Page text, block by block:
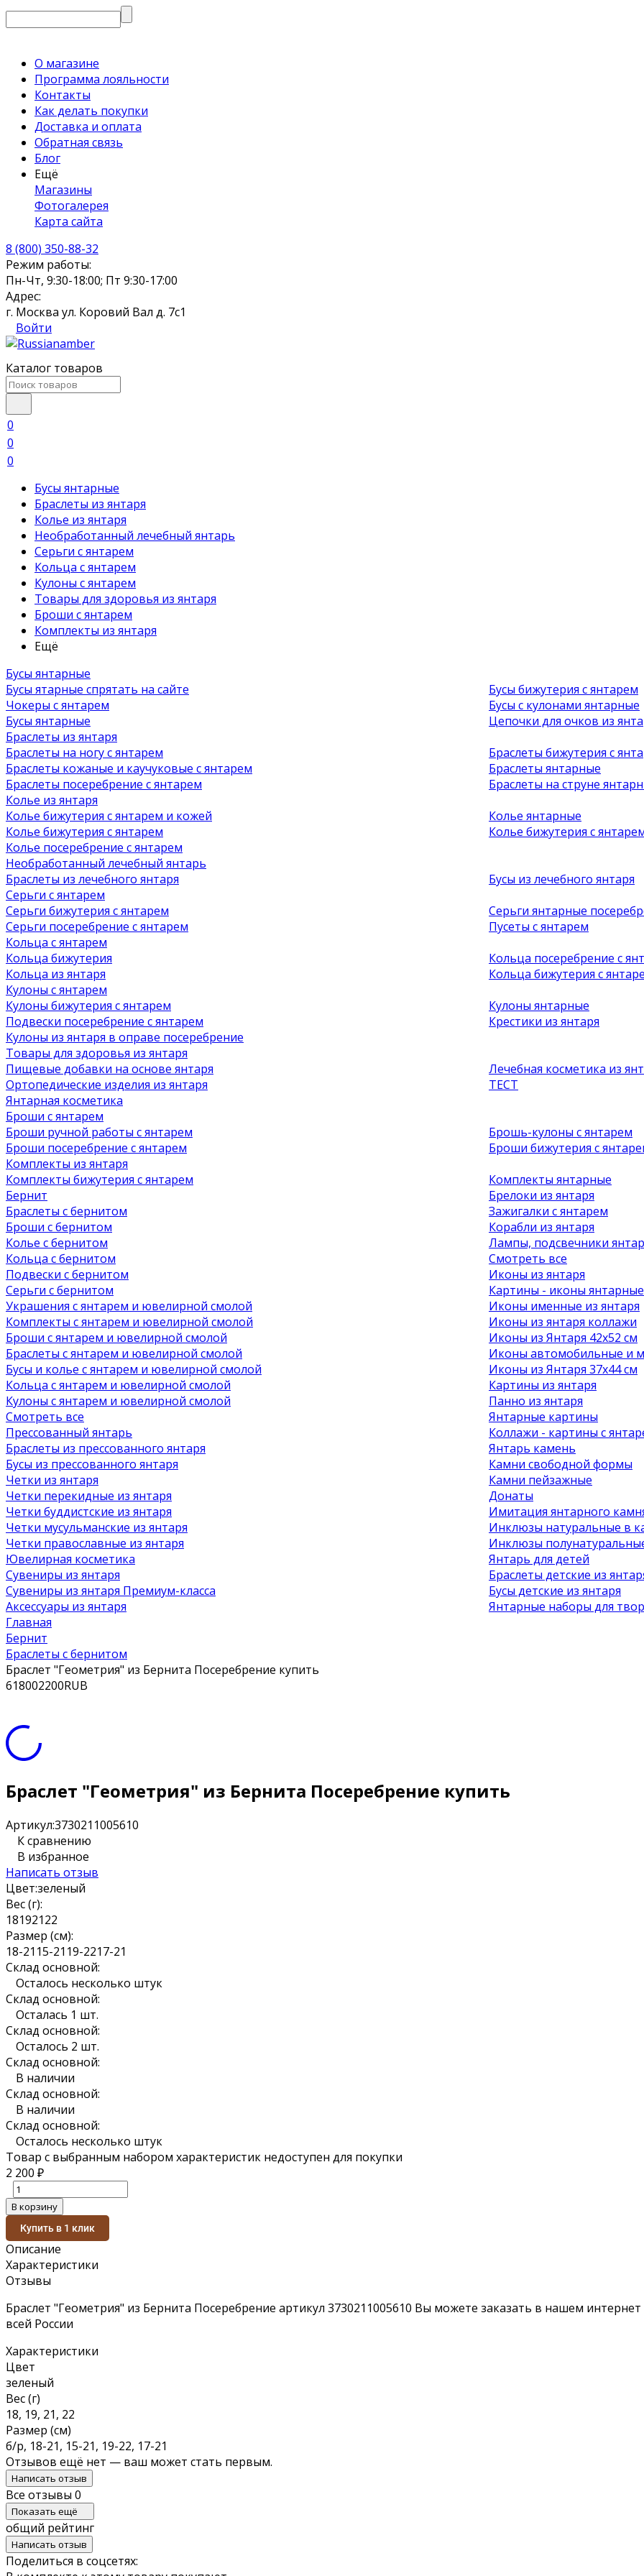
О магазине
Программа лояльности
Контакты
Как делать покупки
Доставка и оплата
Обратная связь
Блог
Ещё
Магазины
Фотогалерея
Карта сайта
8 (800) 350-88-32
Режим работы:
Пн-Чт, 9:30-18:00; Пт 9:30-17:00
Адрес:
г. Москва ул. Коровий Вал д. 7с1
Войти
Каталог товаров
0
0
0
Бусы янтарные
Браслеты из янтаря
Колье из янтаря
Необработанный лечебный янтарь
Серьги с янтарем
Кольца с янтарем
Кулоны с янтарем
Товары для здоровья из янтаря
Броши с янтарем
Комплекты из янтаря
Ещё
Бусы янтарные
Бусы ятарные спрятать на сайте
Чокеры с янтарем
Бусы янтарные
Бусы бижутерия с янтарем
Бусы с кулонами янтарные
Цепочки для очков из
Браслеты из янтаря
Браслеты на ногу с янтарем
Браслеты кожаные и каучуковые с янтарем
Браслеты посеребрение с янтарем
Браслеты бижутерия с
Браслеты янтарные
Браслеты на струне
Колье из янтаря
Колье бижутерия с янтарем и кожей
Колье бижутерия с янтарем
Колье посеребрение с янтарем
Колье янтарные
Колье бижутерия с
Необработанный лечебный янтарь
Браслеты из лечебного янтаря
Бусы из лечебного янтаря
Серьги с янтарем
Серьги бижутерия с янтарем
Серьги посеребрение с янтарем
Серьги янтарные
Пусеты с янтарем
Кольца с янтарем
Кольца бижутерия
Кольца из янтаря
Кольца посеребрение с
Кольца бижутерия с
Кулоны с янтарем
Кулоны бижутерия с янтарем
Подвески посеребрение с янтарем
Кулоны из янтаря в оправе посеребрение
Кулоны янтарные
Крестики из янтаря
Товары для здоровья из янтаря
Пищевые добавки на основе янтаря
Ортопедические изделия из янтаря
Янтарная косметика
Лечебная косметика из
ТЕСТ
Броши с янтарем
Броши ручной работы с янтарем
Броши посеребрение с янтарем
Брошь-кулоны с янтарем
Броши бижутерия с
Комплекты из янтаря
Комплекты бижутерия с янтарем
Комплекты янтарные
Бернит
Браслеты с бернитом
Броши с бернитом
Колье с бернитом
Кольца с бернитом
Подвески с бернитом
Серьги с бернитом
Украшения с янтарем и ювелирной смолой
Комплекты с янтарем и ювелирной смолой
Броши с янтарем и ювелирной смолой
Браслеты с янтарем и ювелирной смолой
Бусы и колье с янтарем и ювелирной смолой
Кольца с янтарем и ювелирной смолой
Кулоны с янтарем и ювелирной смолой
Смотреть все
Прессованный янтарь
Браслеты из прессованного янтаря
Бусы из прессованного янтаря
Четки из янтаря
Четки перекидные из янтаря
Четки буддистские из янтаря
Четки мусульманские из янтаря
Четки православные из янтаря
Ювелирная косметика
Сувениры из янтаря
Сувениры из янтаря Премиум-класса
Аксессуары из янтаря
Брелоки из янтаря
Зажигалки с янтарем
Корабли из янтаря
Лампы, подсвечники
Смотреть все
Иконы из янтаря
Картины - иконы янтарные
Иконы именные из янтаря
Иконы из янтаря коллажи
Иконы из Янтаря 42х52 см
Иконы автомобильные и
Иконы из Янтаря 37х44 см
Картины из янтаря
Панно из янтаря
Янтарные картины
Коллажи - картины с
Янтарь камень
Камни свободной формы
Камни пейзажные
Донаты
Имитация янтарного
Инклюзы натуральные в
Инклюзы
Янтарь для детей
Браслеты детские из
Бусы детские из янтаря
Янтарные наборы для
Главная
Бернит
Браслеты с бернитом
Браслет "Геометрия" из Бернита Посеребрение купить
618002200RUB
Браслет "Геометрия" из Бернита Посеребрение купить
Артикул:3730211005610
К сравнению
В избранное
Написать отзыв
Цвет:зеленый
Вес (г):
18192122
Размер (см):
18-21 15-21 19-2217-21
Склад основной:
Осталось несколько штук
Склад основной:
Осталась 1 шт.
Склад основной:
Осталось 2 шт.
Склад основной:
В наличии
Склад основной:
В наличии
Склад основной:
Осталось несколько штук
Товар с выбранным набором характеристик недоступен для покупки
2 200 ₽
В корзину
Купить в 1 клик
Описание
Характеристики
Отзывы
Браслет "Геометрия" из Бернита Посеребрение артикул 3730211005610 Вы можете заказать в нашем
всей России
Характеристики
Цвет
зеленый
Вес (г)
18, 19, 21, 22
Размер (см)
б/р, 18-21, 15-21, 19-22, 17-21
Отзывов ещё нет — ваш может стать первым.
Написать отзыв
Все отзывы 0
Показать ещё
общий рейтинг
Написать отзыв
Поделиться в соцсетях: